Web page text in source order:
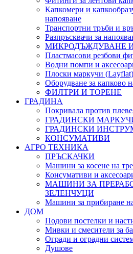
Капкомери и
напояване
Транспортни тръби и
Разпръсквачи за
МИКРОДЪЖДУВАНЕ
Пластмасови резбови
Водни помпи и
Плоски маркучи (Layflat)
Оборудване за капково
ФИЛТРИ И ТОРЕНЕ
ГРАДИНА
Покривала против
ГРАДИНСКИ
ГРАДИНСКИ
КОНСУМАТИВИ
АГРО ТЕХНИКА
ПРЪСКАЧКИ
Машини за косене на
Консумативи и
МАШИНИ ЗА
ЗЕЛЕНЧУЦИ
Машини за прибиране
ДОМ
Подови постелки и
Мивки и смесители за
Огради и оградни
Душове